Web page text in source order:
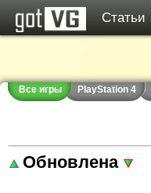
Статьи
Все игры PlayStation 4
Обновлена